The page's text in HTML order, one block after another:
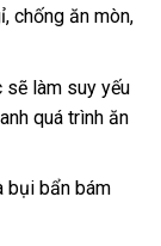
chống ăn mòn,
sẽ làm suy yếu
quá trình ăn
bụi bẩn bám